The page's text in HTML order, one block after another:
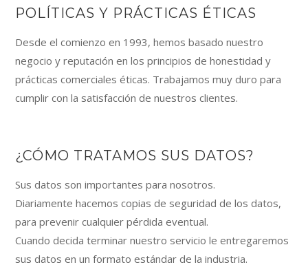
POLÍTICAS Y PRÁCTICAS ÉTICAS
Desde el comienzo en 1993, hemos basado nuestro
negocio y reputación en los principios de honestidad y
prácticas comerciales éticas. Trabajamos muy duro para
cumplir con la satisfacción de nuestros clientes.
¿CÓMO TRATAMOS SUS DATOS?
Sus datos son importantes para nosotros.
Diariamente hacemos copias de seguridad de los datos,
para prevenir cualquier pérdida eventual.
Cuando decida terminar nuestro servicio le entregaremos
sus datos en un formato estándar de la industria.